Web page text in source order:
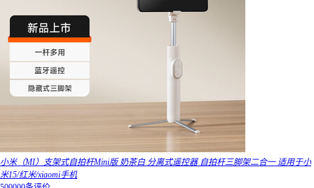
小米（MI）支架式自拍杆Mini版 奶茶白 分离式遥控器 自拍杆三脚架二合一 适用于小
米15/红米/xiaomi手机